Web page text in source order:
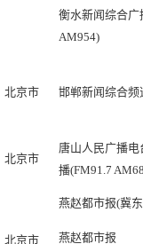
衡水新闻综合广
AM954)
北京市 邯郸新闻综合频
北京市
唐山人民广播
播(FM91.7
北京市
燕赵都市报(冀
燕赵都市报